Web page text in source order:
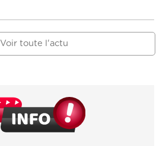
Voir toute l'actu